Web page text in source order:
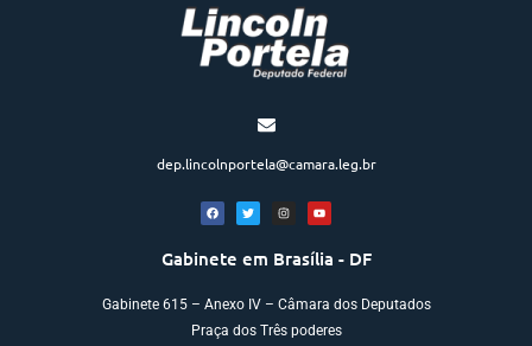
dep.lincolnportela@camara.leg.br
Gabinete em Brasília - DF
Gabinete 615 – Anexo IV – Câmara dos Deputados
Praça dos Três poderes